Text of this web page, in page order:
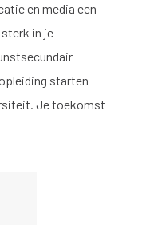
en media een
in je
starten
Je toekomst